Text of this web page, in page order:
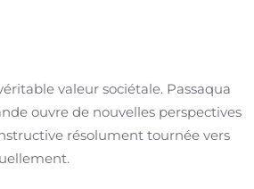
valeur sociétale. Passaqua
ouvre de nouvelles perspectives
résolument tournée vers